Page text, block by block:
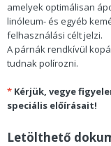
amelyek optimálisan
linóleum- és egyéb
felhasználási célt jelzi.
A párnák rendkívül
tudnak polírozni.
* Kérjük, vegye
speciális előírásait!
Letölthető